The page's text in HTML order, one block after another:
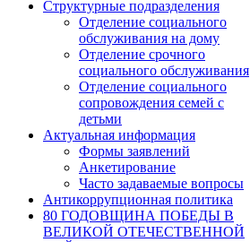
Структурные подразделения
Отделение социального
обслуживания на дому
Отделение срочного
социального обслуживания
Отделение социального
сопровождения семей с
детьми
Актуальная информация
Формы заявлений
Анкетирование
Часто задаваемые вопросы
Антикоррупционная политика
80 ГОДОВЩИНА ПОБЕДЫ В
ВЕЛИКОЙ ОТЕЧЕСТВЕННОЙ